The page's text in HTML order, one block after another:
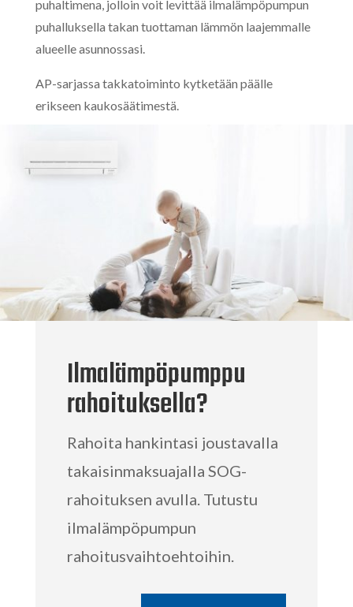
puhaltimena, jolloin voit levittää ilmalämpöpumpun
puhalluksella takan tuottaman lämmön laajemmalle
alueelle asunnossasi.
AP-sarjassa takkatoiminto kytketään päälle
erikseen kaukosäätimestä.
Ilmalämpöpumppu
rahoituksella?
Rahoita hankintasi joustavalla
takaisinmaksuajalla SOG-
rahoituksen avulla. Tutustu
ilmalämpöpumpun
rahoitusvaihtoehtoihin.